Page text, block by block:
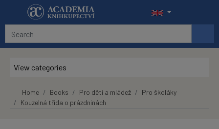
Skip to main content
View categories
Home Books Pro děti a mládež
Pro školáky
Kouzelná třída o prázdninách